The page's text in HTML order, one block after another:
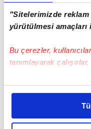
"Sitelerimizde
yürütülmesi amaçları
Bu çerezler,
tanımlayarak çalışırlar.
Bu çerezlere izin
daha iyi reklam
amacımızın size